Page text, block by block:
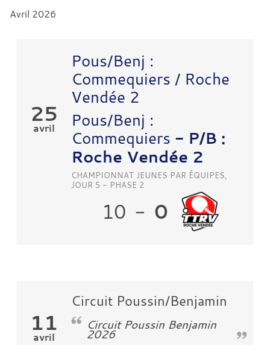
Avril 2026
25
avril
Pous/Benj :
Commequiers / Roche
Vendée 2
Pous/Benj :
Commequiers - P/B :
Roche Vendée 2
CHAMPIONNAT JEUNES PAR ÉQUIPES,
JOUR 5 - PHASE 2
10 - 0
11
avril
Circuit Poussin/Benjamin
Circuit Poussin Benjamin
2026